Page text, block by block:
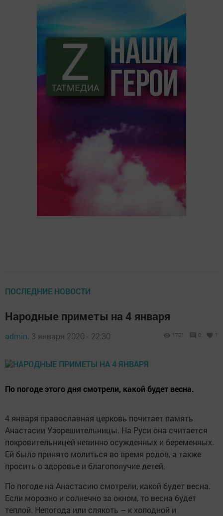
ПОСЛЕДНИЕ НОВОСТИ
Народные приметы на 4 января
admin, 3 января 2020 - 22:30 1701 0 1
По погоде этого дня смотрели, какой будет весна.
4 января православная церковь почитает память
Анастасии Узорешительницы. На Руси она считается
покровительницей невинно осужденных и беременных.
Ей было принято молиться во время родов, а также
просить о здоровье и благополучие детей.
По погоде на Анастасию смотрели, какой будет весна.
Если морозно и солнечно за окном, то весна будет
теплой. Непогода или слякоть – к холодной и